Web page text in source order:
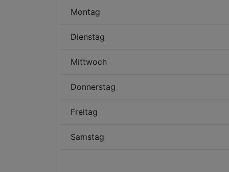
Montag
Dienstag
Mittwoch
Donnerstag
Freitag
Samstag